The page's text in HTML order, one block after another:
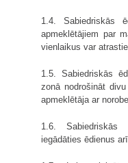
1.4. Sabiedriskās
apmeklētājiem par
vienlaikus var
1.5. Sabiedriskās
zonā nodrošināt
apmeklētāja ar
1.6. Sabiedriskās
iegādāties ēdienus